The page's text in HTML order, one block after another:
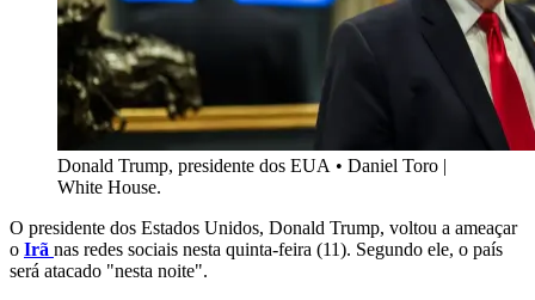
Donald Trump, presidente dos EUA • Daniel Toro |
White House.
O presidente dos Estados Unidos, Donald Trump, voltou a ameaçar
o Irã nas redes sociais nesta quinta-feira (11). Segundo ele, o país
será atacado "nesta noite".